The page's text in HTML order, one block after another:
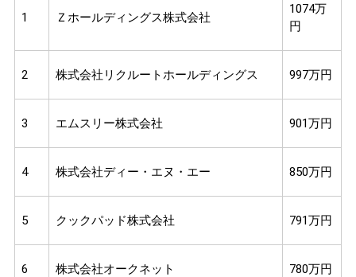
1 Ｚホールディングス株式会社
1074万
円
2 株式会社リクルートホールディングス 997万円
3 エムスリー株式会社 901万円
4 株式会社ディー・エヌ・エー 850万円
5 クックパッド株式会社 791万円
6 株式会社オークネット 780万円